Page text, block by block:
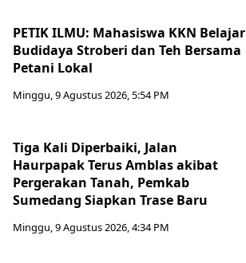
PETIK ILMU: Mahasiswa KKN Belajar
Budidaya Stroberi dan Teh Bersama
Petani Lokal
Minggu, 9 Agustus 2026, 5:54 PM
Tiga Kali Diperbaiki, Jalan
Haurpapak Terus Amblas akibat
Pergerakan Tanah, Pemkab
Sumedang Siapkan Trase Baru
Minggu, 9 Agustus 2026, 4:34 PM